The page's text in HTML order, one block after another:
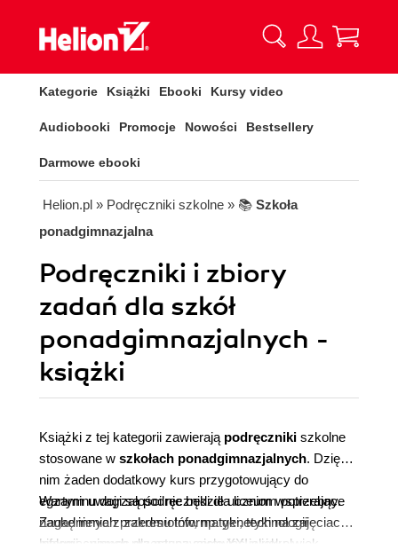
Kategorie Książki Ebooki Kursy video
Audiobooki Promocje Nowości Bestsellery
Darmowe ebooki
Helion.pl » Podręczniki szkolne » 📚 Szkoła
ponadgimnazjalna
Podręczniki i zbiory
zadań dla szkół
ponadgimnazjalnych -
książki
Książki z tej kategorii zawierają podręczniki szkolne
stosowane w szkołach ponadgimnazjalnych. Dzięki
nim żaden dodatkowy kurs przygotowujący do
egzaminu dojrzałości nie będzie uczniom potrzebny.
Zagadnienia z zakresu Informatyki, technologii
informacyjnych przestaną sprawiać jakiekolwiek
Wartym uwagi są podręczniki dla liceum wspierające
naukę innych przedmiotów, np. genetyki na zajęciach
biologii - pomoc dla nauczyciela XXI wieku.